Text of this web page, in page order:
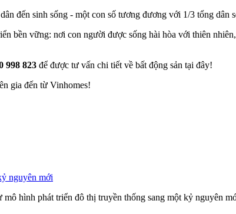
đến sinh sống - một con số tương đương với 1/3 tổng
bền vững: nơi con người được sống hài hòa với thiên
998 823 để được tư vấn chi tiết về bất động sản tại đây!
gia đến từ Vinhomes!
nguyên mới
hình phát triển đô thị truyền thống sang một kỷ nguyên